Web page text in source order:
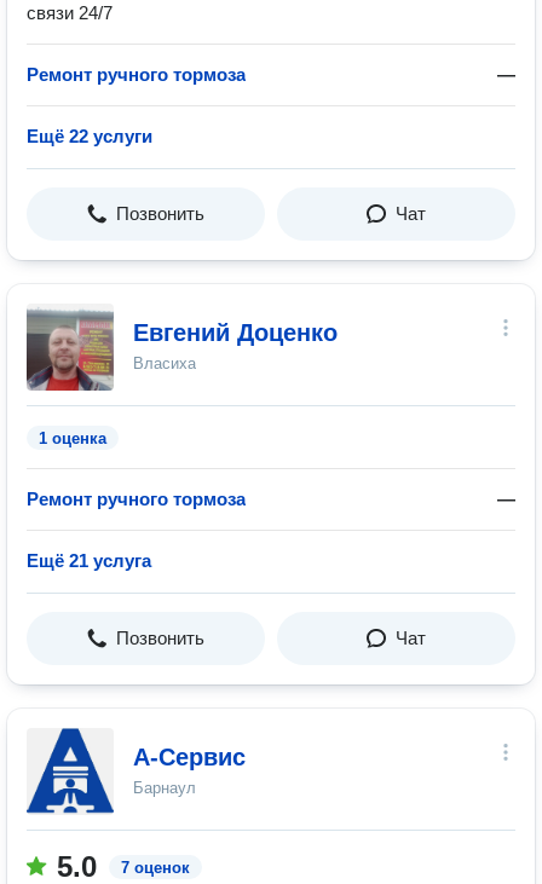
связи 24/7
Ремонт ручного тормоза —
Ещё 22 услуги
Позвонить Чат
Евгений Доценко
Власиха
1 оценка
Ремонт ручного тормоза —
Ещё 21 услуга
Позвонить Чат
А-Сервис
Барнаул
5.0 7 оценок